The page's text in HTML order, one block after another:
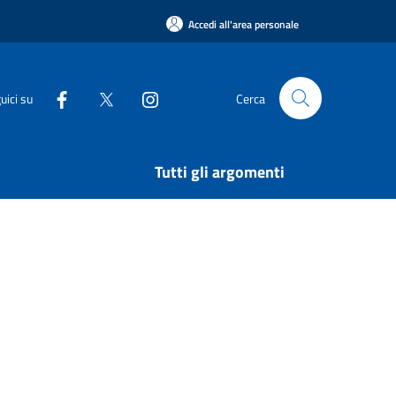
Accedi all'area personale
su Cerca
Tutti gli argomenti